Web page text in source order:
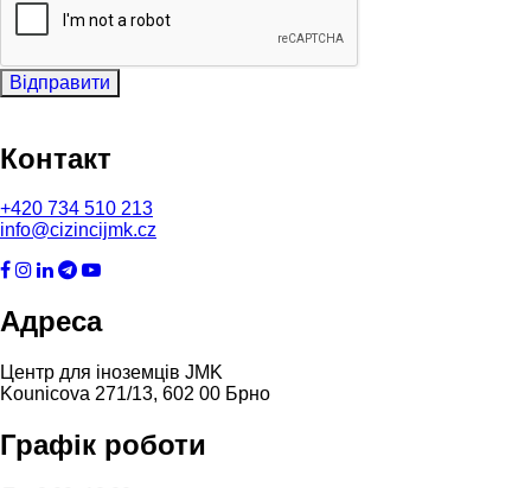
Відправити
Контакт
+420 734 510 213
info@cizincijmk.cz
Адреса
Центр для іноземців JMK
Kounicova 271/13, 602 00 Брно
Графік роботи